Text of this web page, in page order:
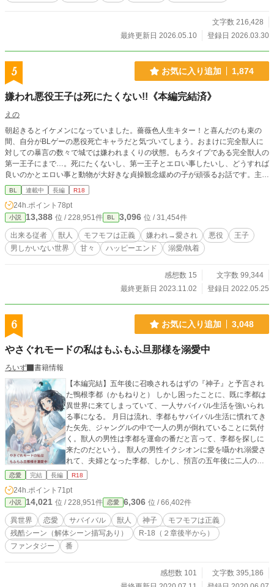
文字数 216,428
最終更新日 2026.05.10
登録日 2026.03.30
5 お気に入り追加 1,874
嫌われ悪役王子は死にたくない!!《本編完結済》
えの
朝起きるとイケメンになっていました。薔薇色人生キター！と喜んだのも束の
間、自分がBLゲーの悪役死亡キャラだと気づいてしまう。おまけに完全獣人に
対しての暴言の数々で城では嫌われまくりの状態。もろタイプである完全獣人の
第一王子にまで…。死にたくないし、第一王子とエロい事したいし、どうすれば
良いのかとエロい事と動物が大好きな貞操観念緩めの子が頑張るお話です。主人
公は人間です。第一王子×第二王子
BL 連載中 長編 R18
24h.ポイント 78pt
小説 13,388 位 / 228,951件 BL 3,096 位 / 31,454件
出来る従者 獣人 モフモフは正義 嫌われ→愛され 悪役
王子
男しかいない世界
甘々 ハッピーエンド 溺愛/執着
感想数 15
文字数 99,344
最終更新日 2023.11.02
登録日 2022.05.25
6 お気に入り追加 3,048
やさぐれモードの私はもふもふ旦那様を溺愛中
ろいず
書籍情報
【本編完結】五年後に召喚されるはずの『神子』と予言され
た鴨根李都（かもねりと） しかし困ったことに、既に李都は
異世界に来てしまっていて、一人サバイバル生活を強いられ
る事になる。 月日は流れ、李都もサバイバル生活に慣れてき
た矢先、ジャングルの中で一人の男が倒れていることに気付
く。獣人の男性は李都を運命の番だと言って、李都を探しに
来たのだという。 獣人の男性イクシオンに愛を囁かれ溺愛さ
れて、夫婦となった李都、しかし、預言の五年後に二人の元
へ李都を召喚した人々が姿を現すが、李都は断固断る！ だっ
だか知らないが、そんなもの知ったことでは無いのだ！
恋愛 完結 長編 R18
24h.ポイント 71pt
小説 14,021 位 / 228,951件 恋愛 6,306 位 / 66,402件
異世界 恋愛 サバイバル 獣人 神子
モフモフは正義
残酷シーン（解体シーン描写あり）
R-18（２章後半から）
ファンタジー
番
感想数 101
文字数 395,186